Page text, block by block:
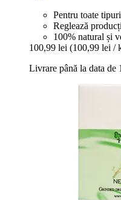
Pentru toate
Reglează
100% natural și
100,99 lei (100,99 lei /
Livrare până la data de